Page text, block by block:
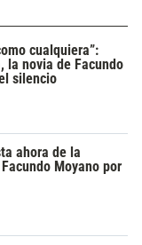
cualquiera”:
la novia de Facundo
silencio
ahora de la
Moyano por